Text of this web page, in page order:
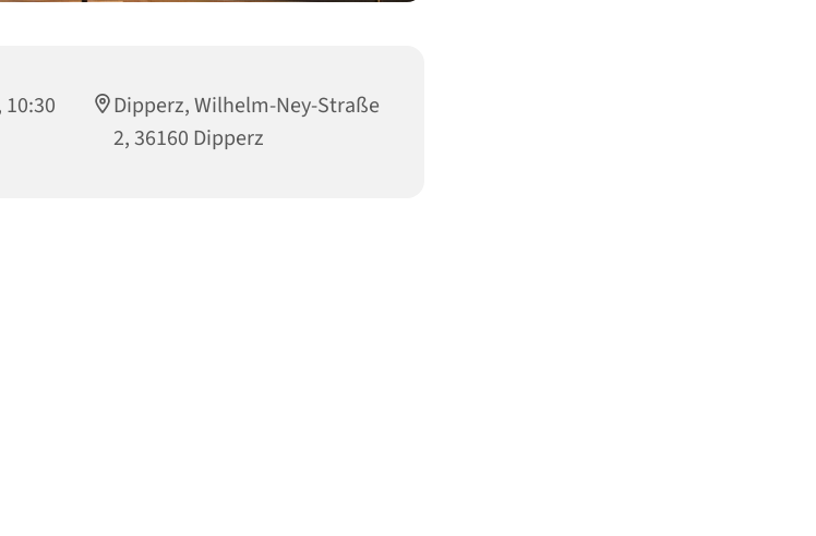
Dipperz, Wilhelm-Ney-Straße
2, 36160 Dipperz